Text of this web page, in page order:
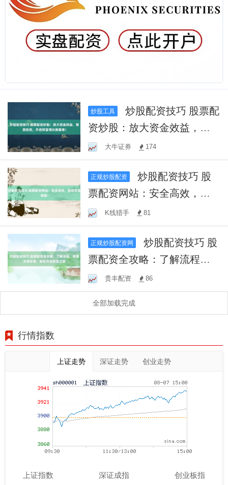
炒股工具
炒股配资技巧 股票配
资炒股：放大资金效益，智
慧投资，开启财富增长新篇
章！
大牛证券 174
正规炒股配资
炒股配资技巧 股
票配资网站：安全高效，助
您财富增值！
K线猎手 81
正规炒股配资网
炒股配资技巧 股
票配资全攻略：了解流程，
掌握关键步骤，轻松开启投
资之旅
贵丰配资 86
全部加载完成
行情指数
上证走势 深证走势 创业走势
上证指数 深证成指 创业板指